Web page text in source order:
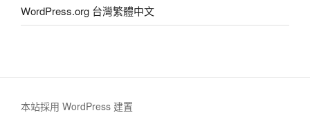
WordPress.org 台灣繁體中文
本站採用 WordPress 建置